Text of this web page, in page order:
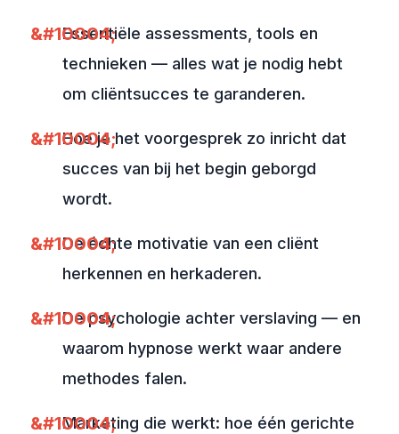
Essentiële assessments, tools en
technieken — alles wat je nodig hebt
om cliëntsucces te garanderen.
Hoe je het voorgesprek zo inricht dat
succes van bij het begin geborgd
wordt.
De échte motivatie van een cliënt
herkennen en herkaderen.
De psychologie achter verslaving — en
waarom hypnose werkt waar andere
methodes falen.
Marketing die werkt: hoe één gerichte